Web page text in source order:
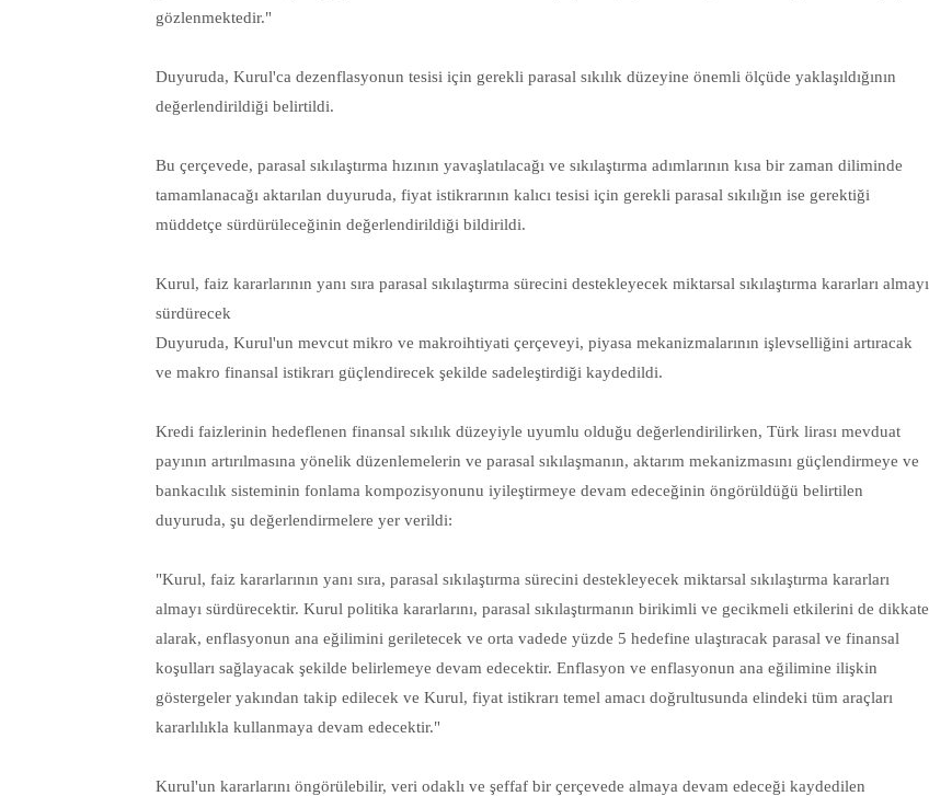
gözlenmektedir."
Duyuruda, Kurul'ca dezenflasyonun tesisi için gerekli parasal sıkılık düzeyine önemli ölçüde yaklaşıldığının
değerlendirildiği belirtildi.
Bu çerçevede, parasal sıkılaştırma hızının yavaşlatılacağı ve sıkılaştırma adımlarının kısa bir zaman diliminde
tamamlanacağı aktarılan duyuruda, fiyat istikrarının kalıcı tesisi için gerekli parasal sıkılığın ise gerektiği
müddetçe sürdürüleceğinin değerlendirildiği bildirildi.
Kurul, faiz kararlarının yanı sıra parasal sıkılaştırma sürecini destekleyecek miktarsal sıkılaştırma kararları almayı
sürdürecek
Duyuruda, Kurul'un mevcut mikro ve makroihtiyati çerçeveyi, piyasa mekanizmalarının işlevselliğini artıracak
ve makro finansal istikrarı güçlendirecek şekilde sadeleştirdiği kaydedildi.
Kredi faizlerinin hedeflenen finansal sıkılık düzeyiyle uyumlu olduğu değerlendirilirken, Türk lirası mevduat
payının artırılmasına yönelik düzenlemelerin ve parasal sıkılaşmanın, aktarım mekanizmasını güçlendirmeye ve
bankacılık sisteminin fonlama kompozisyonunu iyileştirmeye devam edeceğinin öngörüldüğü belirtilen
duyuruda, şu değerlendirmelere yer verildi:
"Kurul, faiz kararlarının yanı sıra, parasal sıkılaştırma sürecini destekleyecek miktarsal sıkılaştırma kararları
almayı sürdürecektir. Kurul politika kararlarını, parasal sıkılaştırmanın birikimli ve gecikmeli etkilerini de dikkate
alarak, enflasyonun ana eğilimini geriletecek ve orta vadede yüzde 5 hedefine ulaştıracak parasal ve finansal
koşulları sağlayacak şekilde belirlemeye devam edecektir. Enflasyon ve enflasyonun ana eğilimine ilişkin
göstergeler yakından takip edilecek ve Kurul, fiyat istikrarı temel amacı doğrultusunda elindeki tüm araçları
kararlılıkla kullanmaya devam edecektir."
Kurul'un kararlarını öngörülebilir, veri odaklı ve şeffaf bir çerçevede almaya devam edeceği kaydedilen